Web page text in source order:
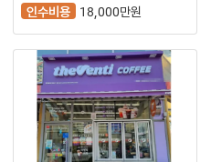
인수비용
18,000만원